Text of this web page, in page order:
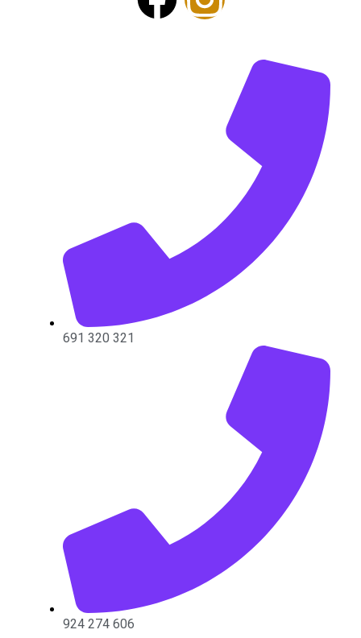
691 320 321
924 274 606